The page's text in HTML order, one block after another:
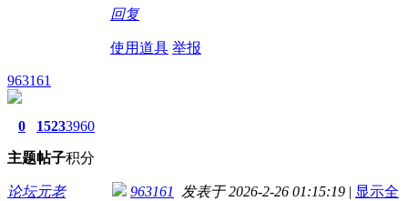
回复
使用道具 举报
963161
0
主题
1523
帖子
3960
积分
论坛元老 963161 发表于 2026-2-26 01:15:19 | 显示全